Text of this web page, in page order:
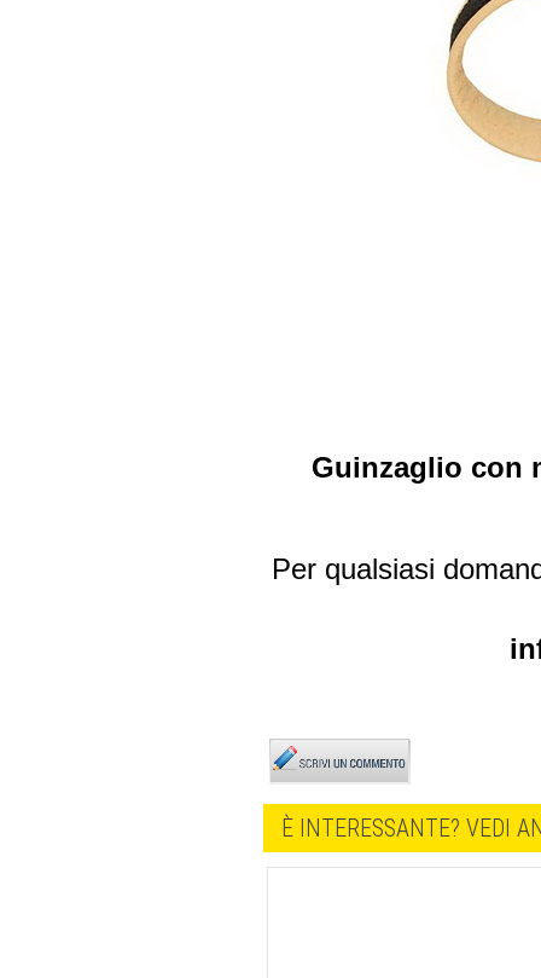
Guinzaglio con
Per qualsiasi
È INTERESSANTE? VEDI